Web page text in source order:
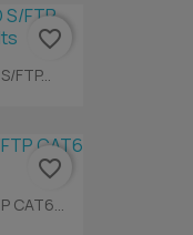
FTP...
favorite_border
CAT6...
favorite_border